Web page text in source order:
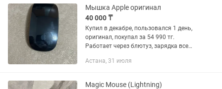
Мышка Apple оригинал
40 000 ₸
Купил в декабре, пользовался 1 день,
оригинал, покупал за 54 990 тг.
Работает через блютуз, зарядка все
Астана, 31 июля
Magic Mouse (Lightning)